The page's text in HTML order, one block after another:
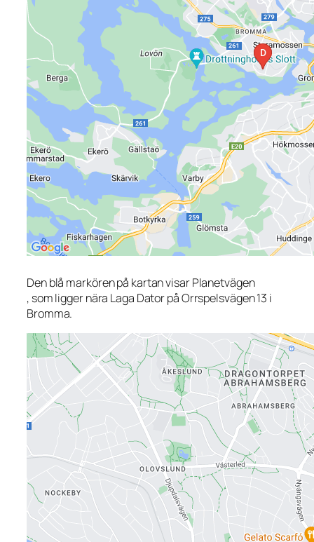
Den blå markören på kartan visar Planetvägen
, som ligger nära Laga Dator på Orrspelsvägen 13 i
Bromma.